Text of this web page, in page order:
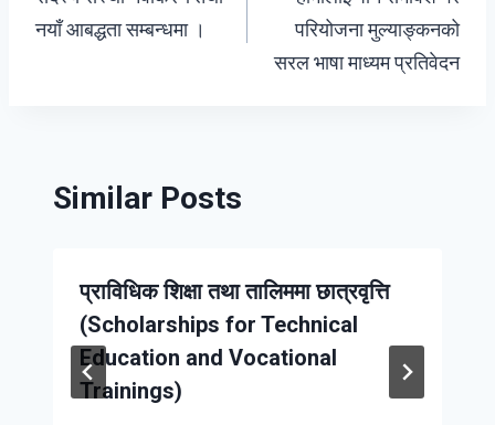
नयाँ आबद्धता सम्बन्धमा ।
परियोजना मुल्याङ्कनको
सरल भाषा माध्यम प्रतिवेदन
Similar Posts
प्राविधिक शिक्षा तथा तालिममा छात्रवृत्ति
(Scholarships for Technical
Education and Vocational
Trainings)